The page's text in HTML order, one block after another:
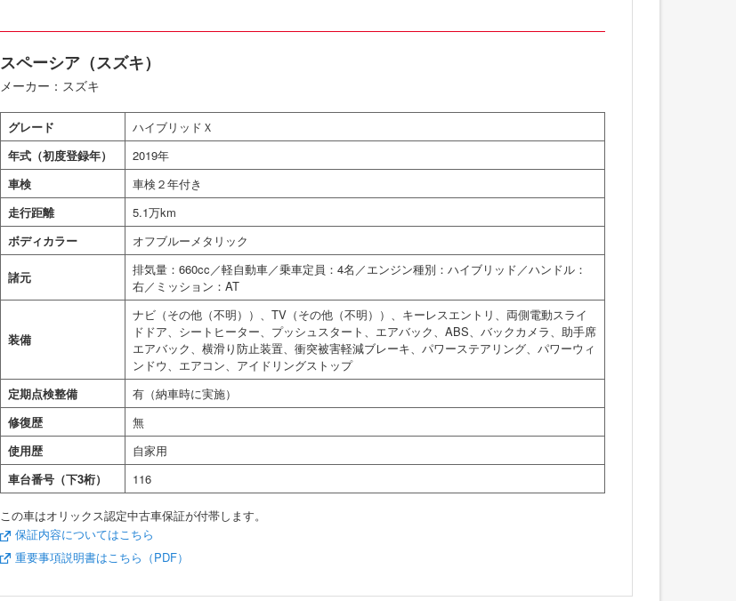
スペーシア（スズキ）
メーカー：スズキ
グレード
ハイブリッドＸ
年式（初度登録年）
2019年
車検
車検２年付き
走行距離
5.1万km
ボディカラー
オフブルーメタリック
諸元
排気量：660cc／軽自動車／乗車定員：4名／エンジン種別：ハイブリッド／ハンドル：
右／ミッション：AT
装備
ナビ（その他（不明））、TV（その他（不明））、キーレスエントリ、両側電動スライ
ドドア、シートヒーター、プッシュスタート、エアバック、ABS、バックカメラ、助手席
エアバック、横滑り防止装置、衝突被害軽減ブレーキ、パワーステアリング、パワーウィ
ンドウ、エアコン、アイドリングストップ
定期点検整備
有（納車時に実施）
修復歴
無
使用歴
自家用
車台番号（下3桁）
116
この車はオリックス認定中古車保証が付帯します。
保証内容についてはこちら
重要事項説明書はこちら（PDF）